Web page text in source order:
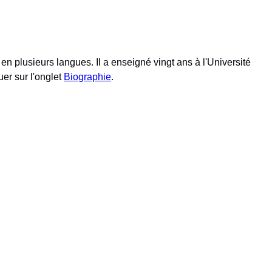
plusieurs langues. Il a enseigné vingt ans à l'Université
sur l'onglet Biographie.